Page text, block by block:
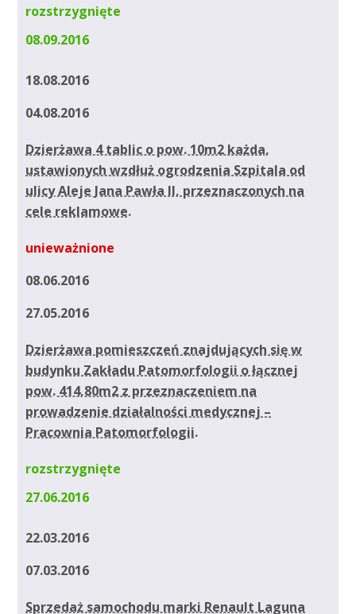
rozstrzygnięte
08.09.2016
18.08.2016
04.08.2016
Dzierżawa 4 tablic o pow. 10m2 każda,
ustawionych wzdłuż ogrodzenia Szpitala od
ulicy Aleje Jana Pawła II, przeznaczonych na
cele reklamowe.
unieważnione
08.06.2016
27.05.2016
Dzierżawa pomieszczeń znajdujących się w
budynku Zakładu Patomorfologii o łącznej
pow. 414,80m2 z przeznaczeniem na
prowadzenie działalności medycznej –
Pracownia Patomorfologii.
rozstrzygnięte
27.06.2016
22.03.2016
07.03.2016
Sprzedaż samochodu marki Renault Laguna